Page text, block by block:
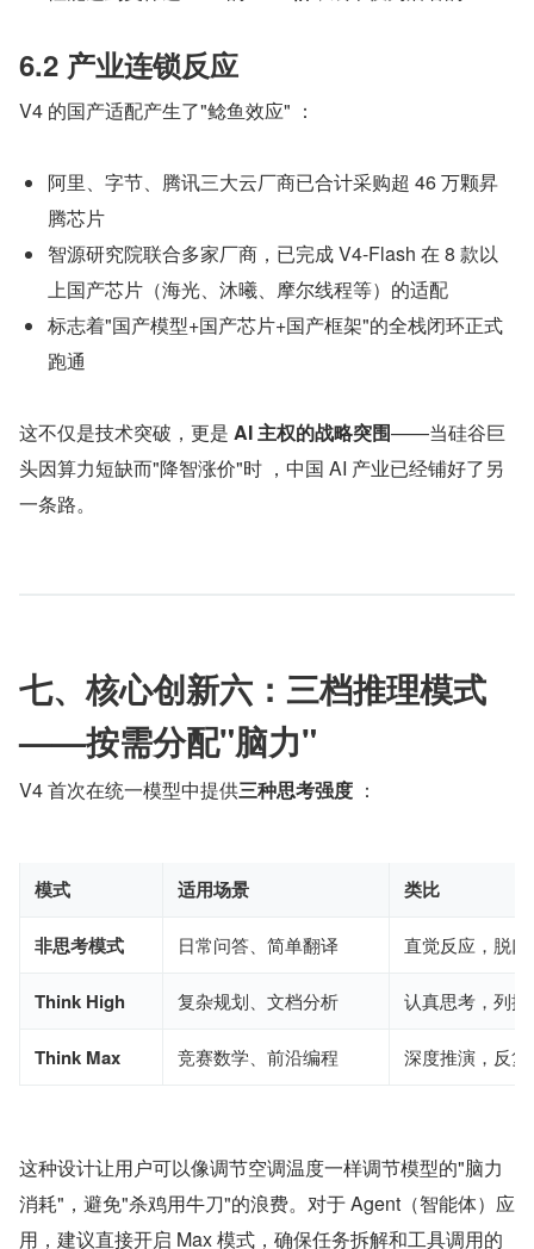
6.2 产业连锁反应
V4 的国产适配产生了"鲶鱼效应" ：
阿里、字节、腾讯三大云厂商已合计采购超 46 万颗昇
腾芯片
智源研究院联合多家厂商，已完成 V4-Flash 在 8 款以
上国产芯片（海光、沐曦、摩尔线程等）的适配
标志着"国产模型+国产芯片+国产框架"的全栈闭环正式
跑通
这不仅是技术突破，更是 AI 主权的战略突围——当硅谷巨
头因算力短缺而"降智涨价"时 ，中国 AI 产业已经铺好了另
一条路。
七、核心创新六：三档推理模式
——按需分配"脑力"
V4 首次在统一模型中提供三种思考强度 ：
模式 适用场景 类比
非思考模式 日常问答、简单翻译 直觉反应，脱口
Think High 复杂规划、文档分析 认真思考，列
Think Max 竞赛数学、前沿编程 深度推演，反复
这种设计让用户可以像调节空调温度一样调节模型的"脑力
消耗"，避免"杀鸡用牛刀"的浪费。对于 Agent（智能体）应
用，建议直接开启 Max 模式，确保任务拆解和工具调用的